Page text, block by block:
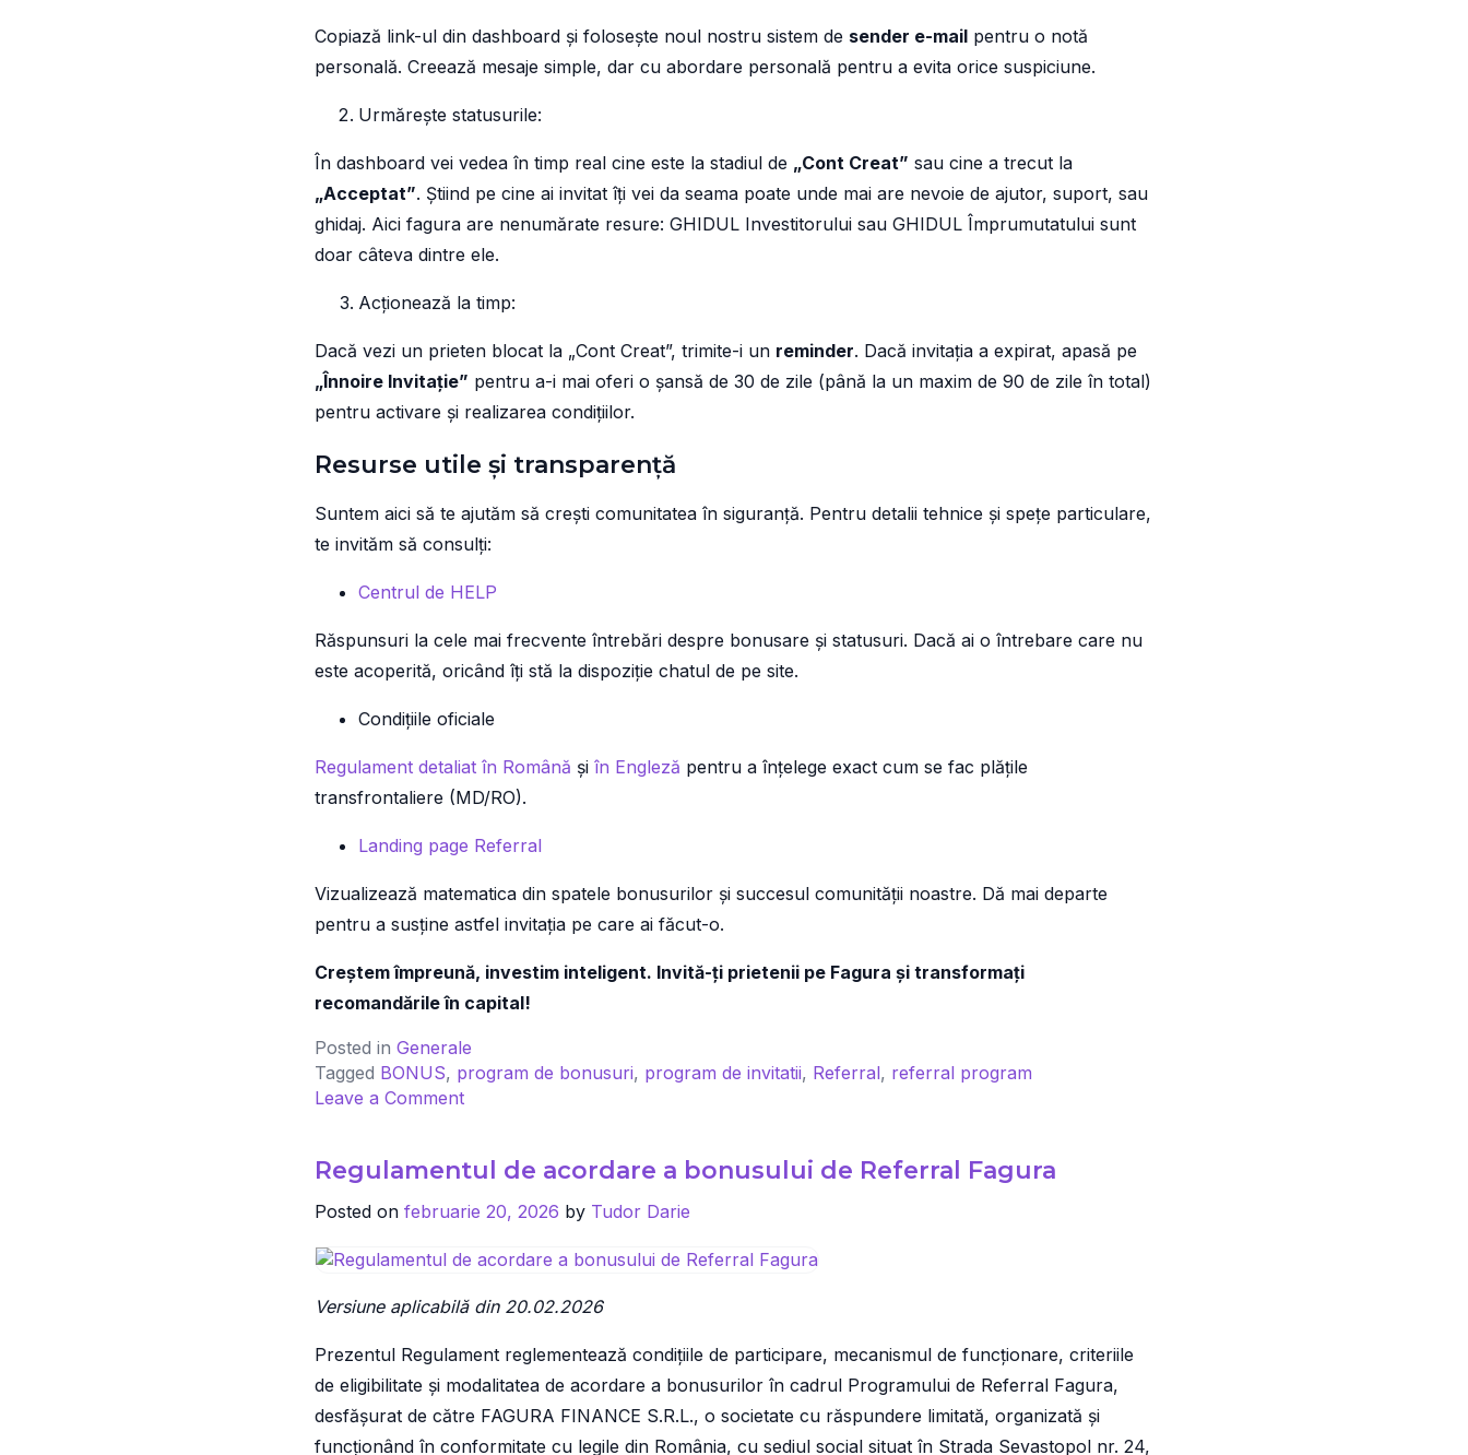
Copiază link-ul din dashboard și folosește noul nostru sistem de sender e-mail pentru o notă
personală. Creează mesaje simple, dar cu abordare personală pentru a evita orice suspiciune.
Urmărește statusurile:
În dashboard vei vedea în timp real cine este la stadiul de „Cont Creat” sau cine a trecut la
„Acceptat”. Știind pe cine ai invitat îți vei da seama poate unde mai are nevoie de ajutor, suport, sau
ghidaj. Aici fagura are nenumărate resure: GHIDUL Investitorului sau GHIDUL Împrumutatului sunt
doar câteva dintre ele.
Acționează la timp:
Dacă vezi un prieten blocat la „Cont Creat”, trimite-i un reminder. Dacă invitația a expirat, apasă pe
„Înnoire Invitație” pentru a-i mai oferi o șansă de 30 de zile (până la un maxim de 90 de zile în total)
pentru activare și realizarea condițiilor.
Resurse utile și transparență
Suntem aici să te ajutăm să crești comunitatea în siguranță. Pentru detalii tehnice și spețe particulare,
te invităm să consulți:
Centrul de HELP
Răspunsuri la cele mai frecvente întrebări despre bonusare și statusuri. Dacă ai o întrebare care nu
este acoperită, oricând îți stă la dispoziție chatul de pe site.
Condițiile oficiale
Regulament detaliat în Română și în Engleză pentru a înțelege exact cum se fac plățile
transfrontaliere (MD/RO).
Landing page Referral
Vizualizează matematica din spatele bonusurilor și succesul comunității noastre. Dă mai departe
pentru a susține astfel invitația pe care ai făcut-o.
Creștem împreună, investim inteligent. Invită-ți prietenii pe Fagura și transformați
recomandările în capital!
Posted in Generale
Tagged BONUS, program de bonusuri, program de invitatii, Referral, referral program
Leave a Commenton
recomandări:
câștigi
–
90
cu
Programul
Referral
Fagura
Regulamentul de acordare a bonusului de Referral Fagura
Posted on februarie 20, 2026 by Tudor Darie
Versiune aplicabilă din 20.02.2026
Prezentul Regulament reglementează condițiile de participare, mecanismul de funcționare, criteriile
de eligibilitate și modalitatea de acordare a bonusurilor în cadrul Programului de Referral Fagura,
desfășurat de către FAGURA FINANCE S.R.L., o societate cu răspundere limitată, organizată și
funcționând în conformitate cu legile din România, cu sediul social situat în Strada Sevastopol nr. 24,